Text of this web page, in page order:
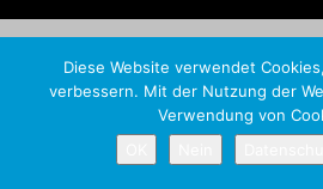
Diese Website verwendet
verbessern. Mit der Nutzung der
Verwendung von